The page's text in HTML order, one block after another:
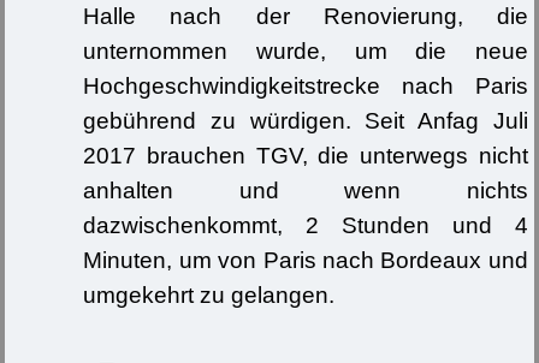
Halle nach der Renovierung, die
unternommen wurde, um die neue
Hochgeschwindigkeitstrecke nach Paris
gebührend zu würdigen. Seit Anfag Juli
2017 brauchen TGV, die unterwegs nicht
anhalten und wenn nichts
dazwischenkommt, 2 Stunden und 4
Minuten, um von Paris nach Bordeaux und
umgekehrt zu gelangen.